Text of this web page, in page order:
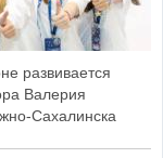
развивается
Валерия
Сахалинска